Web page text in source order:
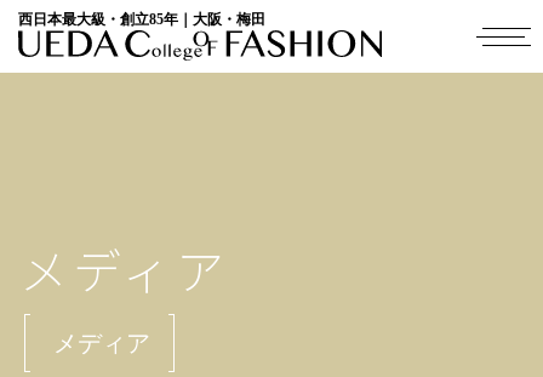
西日本最大級・創立85年｜大阪・梅田
メディア
メディア